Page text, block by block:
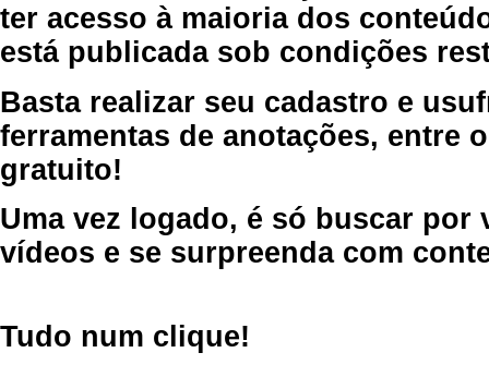
ter acesso à maioria dos
está publicada sob condições
Basta realizar seu cadastro e
ferramentas de anotações, entre
gratuito!
Uma vez logado, é só buscar por
vídeos e se surpreenda com
Tudo num clique!